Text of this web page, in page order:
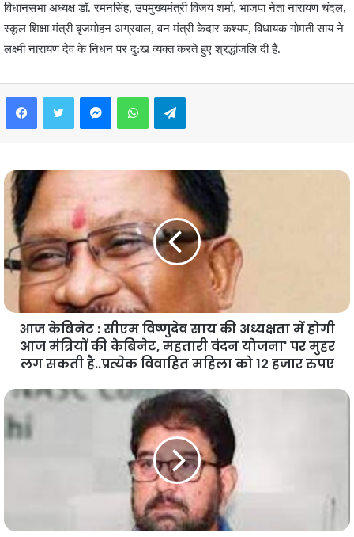
विधानसभा अध्यक्ष डॉ. रमनसिंह, उपमुख्यमंत्री विजय शर्मा, भाजपा नेता नारायण चंदल,
स्कूल शिक्षा मंत्री बृजमोहन अग्रवाल, वन मंत्री केदार कश्यप, विधायक गोमती साय ने
लक्ष्मी नारायण देव के निधन पर दु:ख व्यक्त करते हुए श्रद्धांजलि दी है.
FacebookTwitter MessengerWhatsAppTelegram
आज केबिनेट : सीएम विष्णुदेव साय की अध्यक्षता में होगी
आज मंत्रियों की केबिनेट, महतारी वंदन योजना' पर मुहर
लग सकती है..प्रत्येक विवाहित महिला को 12 हजार रुपए